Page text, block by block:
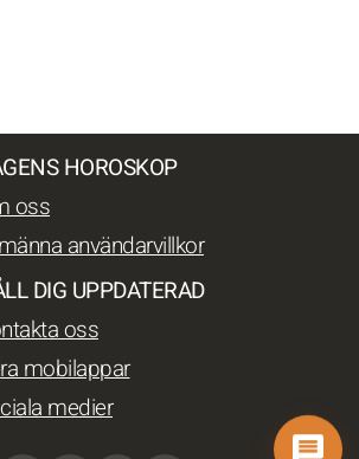
HOROSKOP
oss
användarvillkor
DIG UPPDATERAD
oss
mobilappar
medier